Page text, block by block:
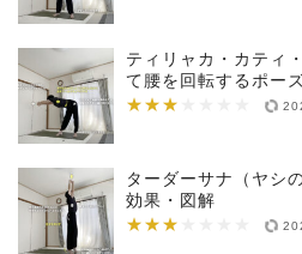
ティリャカ・カティ
て腰を回転するポー
★★★
★★★★★★★
ターダーサナ（ヤシ
効果・図解
★★★
★★★★★★★